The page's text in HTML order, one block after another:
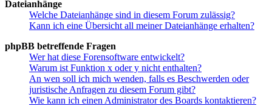
Dateianhänge
Welche Dateianhänge sind in diesem Forum zulässig?
Kann ich eine Übersicht all meiner Dateianhänge erhalten?
phpBB betreffende Fragen
Wer hat diese Forensoftware entwickelt?
Warum ist Funktion x oder y nicht enthalten?
An wen soll ich mich wenden, falls es Beschwerden oder
juristische Anfragen zu diesem Forum gibt?
Wie kann ich einen Administrator des Boards kontaktieren?